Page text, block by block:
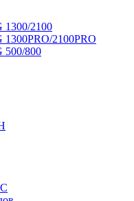
1300/2100
2100PRO
500/800